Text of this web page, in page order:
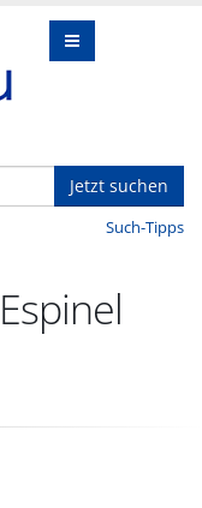
Jetzt suchen
Such-Tipps